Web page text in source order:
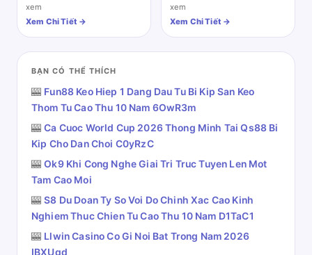
Review
xem
Xem Chi Tiết →
xem
Xem Chi Tiết →
BẠN CÓ THỂ THÍCH
🎰 Fun88 Keo Hiep 1 Dang Dau Tu Bi Kip San Keo
Thom Tu Cao Thu 10 Nam 6OwR3m
🎰Ca Cuoc World Cup 2026 Thong Minh Tai Qs88 Bi
Kip Cho Dan Choi C0yRzC
🎰Ok9 Khi Cong Nghe Giai Tri Truc Tuyen Len Mot
Tam Cao Moi
🎰S8 Du Doan Ty So Voi Do Chinh Xac Cao Kinh
Nghiem Thuc Chien Tu Cao Thu 10 Nam D1TaC1
🎰 Llwin Casino Co Gi Noi Bat Trong Nam 2026
IBXUgd